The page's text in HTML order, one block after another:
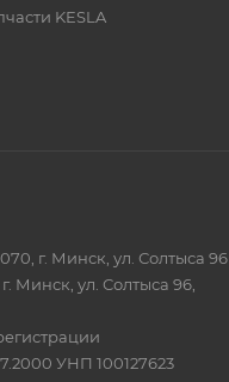
KESLA
г. Минск, ул. Солтыса 96
Минск, ул. Солтыса 96,
УНП 100127623